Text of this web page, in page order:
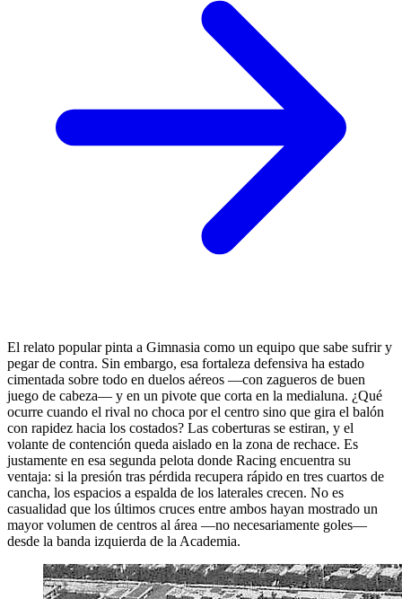
El relato popular pinta a Gimnasia como un equipo que sabe sufrir y
pegar de contra. Sin embargo, esa fortaleza defensiva ha estado
cimentada sobre todo en duelos aéreos —con zagueros de buen
juego de cabeza— y en un pivote que corta en la medialuna. ¿Qué
ocurre cuando el rival no choca por el centro sino que gira el balón
con rapidez hacia los costados? Las coberturas se estiran, y el
volante de contención queda aislado en la zona de rechace. Es
justamente en esa segunda pelota donde Racing encuentra su
ventaja: si la presión tras pérdida recupera rápido en tres cuartos de
cancha, los espacios a espalda de los laterales crecen. No es
casualidad que los últimos cruces entre ambos hayan mostrado un
mayor volumen de centros al área —no necesariamente goles—
desde la banda izquierda de la Academia.